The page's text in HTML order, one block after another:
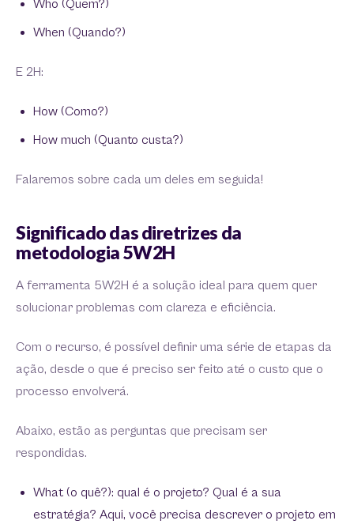
Who (Quem?)
When (Quando?)
E 2H:
How (Como?)
How much (Quanto custa?)
Falaremos sobre cada um deles em seguida!
Significado das diretrizes da
metodologia 5W2H
A ferramenta 5W2H é a solução ideal para quem quer
solucionar problemas com clareza e eficiência.
Com o recurso, é possível definir uma série de etapas da
ação, desde o que é preciso ser feito até o custo que o
processo envolverá.
Abaixo, estão as perguntas que precisam ser
respondidas.
What (o quê?): qual é o projeto? Qual é a sua
estratégia? Aqui, você precisa descrever o projeto em